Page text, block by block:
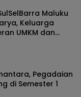
Maluku
Keluarga
UMKM dan
Pegadaian
di Semester 1